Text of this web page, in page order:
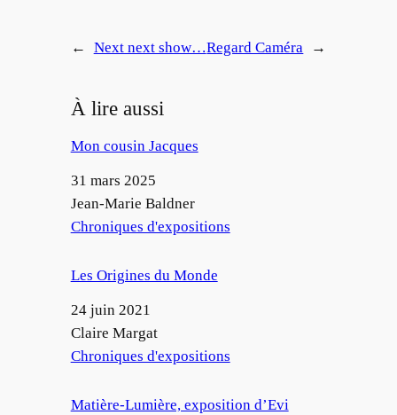
← Next next show…Regard Caméra →
À lire aussi
Mon cousin Jacques
Date
31 mars 2025
Auteur
Jean-Marie Baldner
Par rapport à
Chroniques d'expositions
Les Origines du Monde
Date
24 juin 2021
Auteur
Claire Margat
Par rapport à
Chroniques d'expositions
Matière-Lumière, exposition d’Evi